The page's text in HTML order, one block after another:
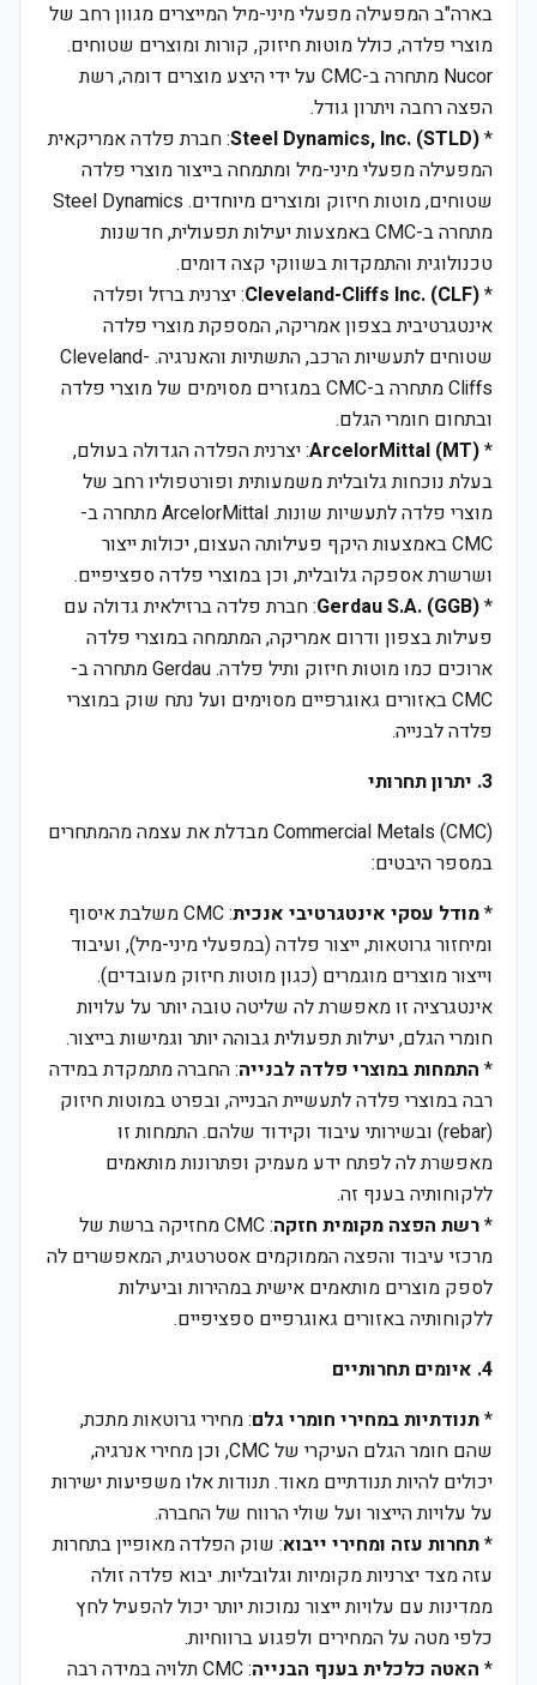
בארה"ב המפעילה מפעלי מיני-מיל המייצרים מגוון רחב של
מוצרי פלדה, כולל מוטות חיזוק, קורות ומוצרים שטוחים.
Nucor מתחרה ב-CMC על ידי היצע מוצרים דומה, רשת
הפצה רחבה ויתרון גודל.
*
Steel Dynamics, Inc. (STLD): חברת פלדה אמריקאית
המפעילה מפעלי מיני-מיל ומתמחה בייצור מוצרי פלדה
שטוחים, מוטות חיזוק ומוצרים מיוחדים. Steel Dynamics
מתחרה ב-CMC באמצעות יעילות תפעולית, חדשנות
טכנולוגית והתמקדות בשווקי קצה דומים.
*
Cleveland-Cliffs Inc. (CLF): יצרנית ברזל ופלדה
אינטגרטיבית בצפון אמריקה, המספקת מוצרי פלדה
שטוחים לתעשיות הרכב, התשתיות והאנרגיה. Cleveland-
Cliffs מתחרה ב-CMC במגזרים מסוימים של מוצרי פלדה
ובתחום חומרי הגלם.
*
ArcelorMittal (MT): יצרנית הפלדה הגדולה בעולם,
בעלת נוכחות גלובלית משמעותית ופורטפוליו רחב של
מוצרי פלדה לתעשיות שונות. ArcelorMittal מתחרה ב-
CMC באמצעות היקף פעילותה העצום, יכולות ייצור
ושרשרת אספקה גלובלית, וכן במוצרי פלדה ספציפיים.
*
Gerdau S.A. (GGB): חברת פלדה ברזילאית גדולה עם
פעילות בצפון ודרום אמריקה, המתמחה במוצרי פלדה
ארוכים כמו מוטות חיזוק ותיל פלדה. Gerdau מתחרה ב-
CMC באזורים גאוגרפיים מסוימים ועל נתח שוק במוצרי
פלדה לבנייה.
3. יתרון תחרותי
Commercial Metals (CMC) מבדלת את עצמה מהמתחרים
במספר היבטים:
*מודל עסקי אינטגרטיבי אנכית
: CMC משלבת איסוף
ומיחזור גרוטאות, ייצור פלדה (במפעלי מיני-מיל), ועיבוד
וייצור מוצרים מוגמרים (כגון מוטות חיזוק מעובדים).
אינטגרציה זו מאפשרת לה שליטה טובה יותר על עלויות
חומרי הגלם, יעילות תפעולית גבוהה יותר וגמישות בייצור.
* התמחות במוצרי פלדה לבנייה: החברה מתמקדת במידה
רבה במוצרי פלדה לתעשיית הבנייה, ובפרט במוטות חיזוק
(rebar) ובשירותי עיבוד וקידוד שלהם. התמחות זו
מאפשרת לה לפתח ידע מעמיק ופתרונות מותאמים
ללקוחותיה בענף זה.
*רשת הפצה מקומית חזקה
: CMC מחזיקה ברשת של
מרכזי עיבוד והפצה הממוקמים אסטרטגית, המאפשרים לה
לספק מוצרים מותאמים אישית במהירות וביעילות
ללקוחותיה באזורים גאוגרפיים ספציפיים.
4. איומים תחרותיים
*תנודתיות במחירי חומרי גלם: מחירי גרוטאות מתכת,
שהם חומר הגלם העיקרי של CMC, וכן מחירי אנרגיה,
יכולים להיות תנודתיים מאוד. תנודות אלו משפיעות ישירות
על עלויות הייצור ועל שולי הרווח של החברה.
*תחרות עזה ומחירי ייבוא: שוק הפלדה מאופיין בתחרות
עזה מצד יצרניות מקומיות וגלובליות. יבוא פלדה זולה
ממדינות עם עלויות ייצור נמוכות יותר יכול להפעיל לחץ
כלפי מטה על המחירים ולפגוע ברווחיות.
* האטה כלכלית בענף הבנייה
: CMC תלויה במידה רבה